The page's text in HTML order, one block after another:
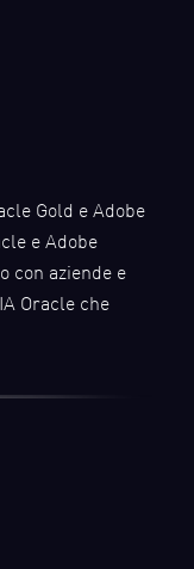
Gold e Adobe
e Adobe
con aziende e
Oracle che